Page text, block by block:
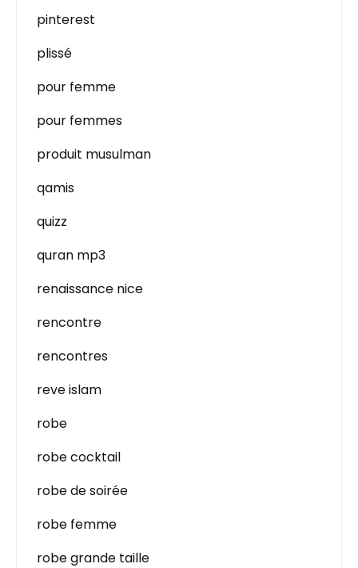
pinterest
plissé
pour femme
pour femmes
produit musulman
qamis
quizz
quran mp3
renaissance nice
rencontre
rencontres
reve islam
robe
robe cocktail
robe de soirée
robe femme
robe grande taille